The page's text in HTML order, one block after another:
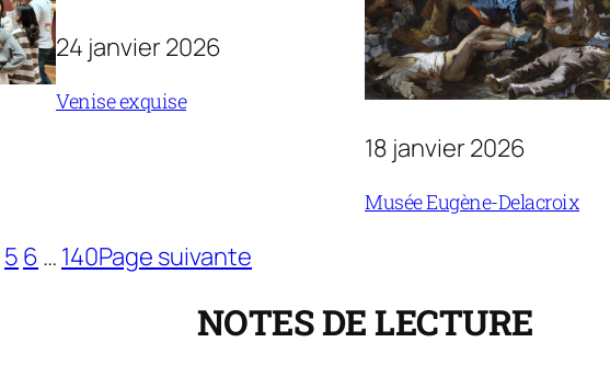
24 janvier 2026
Venise exquise
18 janvier 2026
Musée Eugène-Delacroix
5 6 … 140Page suivante
NOTES DE LECTURE